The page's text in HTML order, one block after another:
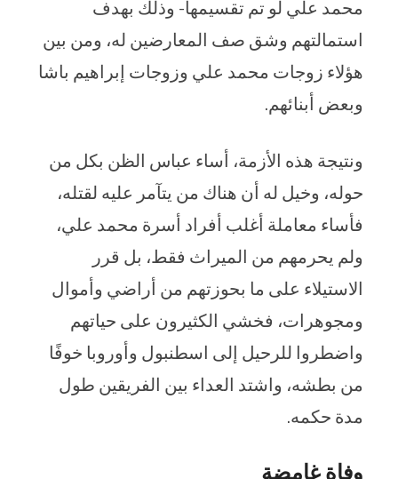
محمد علي لو تم تقسيمها- وذلك بهدف
استمالتهم وشق صف المعارضين له، ومن بين
هؤلاء زوجات محمد علي وزوجات إبراهيم باشا
وبعض أبنائهم.
ونتيجة هذه الأزمة، أساء عباس الظن بكل من
حوله، وخيل له أن هناك من يتآمر عليه لقتله،
فأساء معاملة أغلب أفراد أسرة محمد علي،
ولم يحرمهم من الميراث فقط، بل قرر
الاستيلاء على ما بحوزتهم من أراضي وأموال
ومجوهرات، فخشي الكثيرون على حياتهم
واضطروا للرحيل إلى اسطنبول وأوروبا خوفًا
من بطشه، واشتد العداء بين الفريقين طول
مدة حكمه.
وفاة غامضة